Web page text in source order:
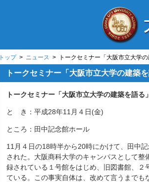
トップ> ニュース > トークセミナー「大阪市立大学
トークセミナー「大阪市立大学の建築
トークセミナー「大阪市立大学の建築を語
と き：平成28年11月４日(金)
ところ：田中記念館ホール
11月４日の18時半から20時にかけて、田中
された。大阪商科大学のキャンパスとして
録されている１号館をはじめ、旧図書館、
ている。この事実自体は、改めて言うまで